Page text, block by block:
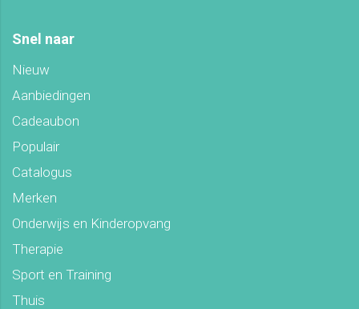
Snel naar
Nieuw
Aanbiedingen
Cadeaubon
Populair
Catalogus
Merken
Onderwijs en Kinderopvang
Therapie
Sport en Training
Thuis